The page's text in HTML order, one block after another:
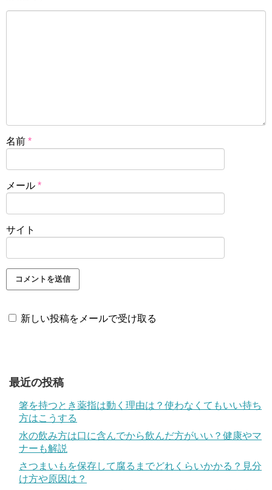
名前 *
メール *
サイト
新しい投稿をメールで受け取る
最近の投稿
箸を持つとき薬指は動く理由は？使わなくてもいい持ち
方はこうする
水の飲み方は口に含んでから飲んだ方がいい？健康やマ
ナーも解説
さつまいもを保存して腐るまでどれくらいかかる？見分
け方や原因は？